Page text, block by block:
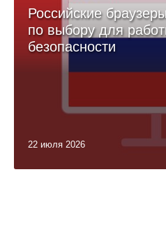
Российские
по выбору для
безопасности
22 июля 2026